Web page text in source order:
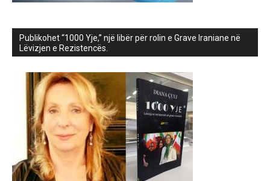
Publikohet “1000 Yje,” një libër për rolin e Grave Iraniane në
Lëvizjen e Rezistencës.